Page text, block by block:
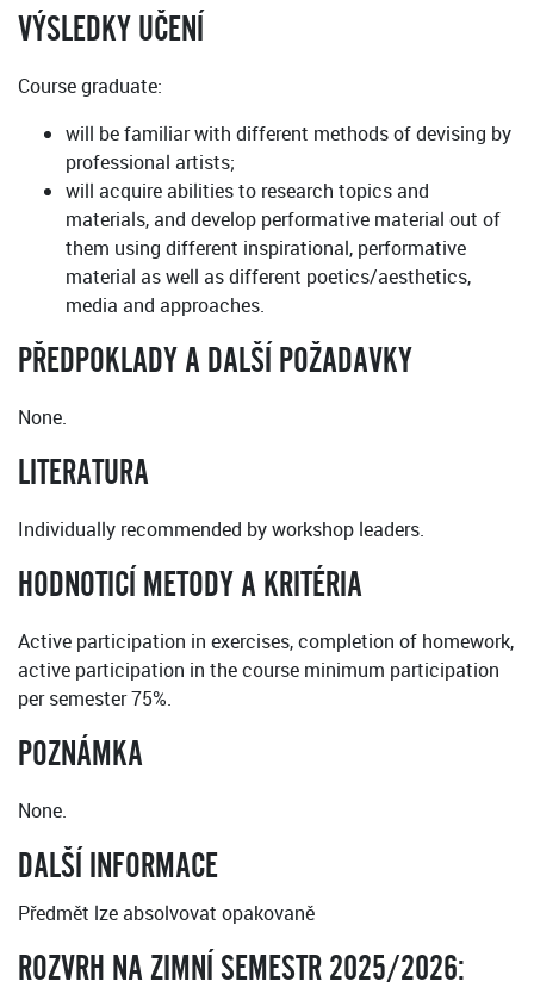
VÝSLEDKY UČENÍ
Course graduate:
will be familiar with different methods of devising by
professional artists;
will acquire abilities to research topics and
materials, and develop performative material out of
them using different inspirational, performative
material as well as different poetics/aesthetics,
media and approaches.
PŘEDPOKLADY A DALŠÍ POŽADAVKY
None.
LITERATURA
Individually recommended by workshop leaders.
HODNOTICÍ METODY A KRITÉRIA
Active participation in exercises, completion of homework,
active participation in the course minimum participation
per semester 75%.
POZNÁMKA
None.
DALŠÍ INFORMACE
Předmět lze absolvovat opakovaně
ROZVRH NA ZIMNÍ SEMESTR 2025/2026: